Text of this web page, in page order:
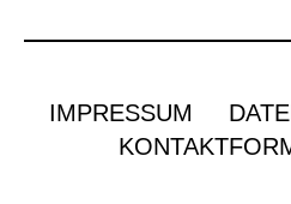
IMPRESSUM